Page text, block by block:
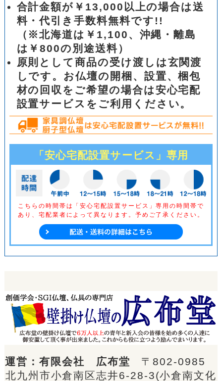
合計金額が￥13,000以上の場合は送
料・代引き手数料無料です!!
（※北海道は￥1,100、沖縄・離島
は￥800の別途送料）
原則として商品の受け渡しは玄関渡
しです。お仏壇の開梱、設置、梱包
材の回収をご希望の場合は安心宅配
設置サービスをご利用ください。
「安心宅配設置サービス」専用
こちらの時間帯は「安心宅配設置サービス」専用の時間帯で
あり、 宅配業者によって異なります。予めご了承ください。
運営：有限会社 広布堂 〒802-0985
北九州市小倉南区志井6-28-3(小倉南文化